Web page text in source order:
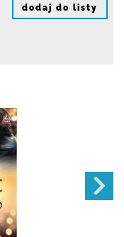
dodaj do listy